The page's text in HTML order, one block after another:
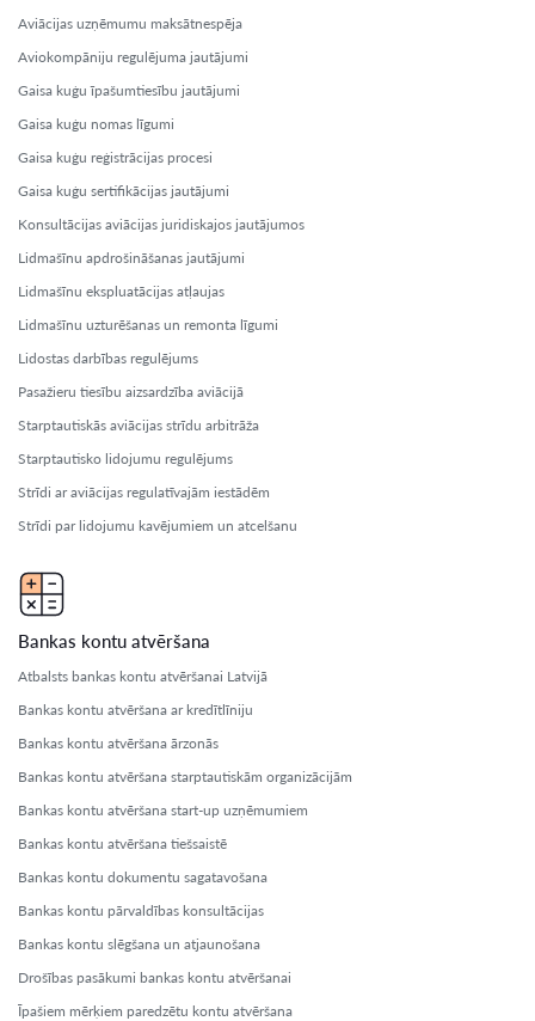
Aviācijas uzņēmumu maksātnespēja
Aviokompāniju regulējuma jautājumi
Gaisa kuģu īpašumtiesību jautājumi
Gaisa kuģu nomas līgumi
Gaisa kuģu reģistrācijas procesi
Gaisa kuģu sertifikācijas jautājumi
Konsultācijas aviācijas juridiskajos jautājumos
Lidmašīnu apdrošināšanas jautājumi
Lidmašīnu ekspluatācijas atļaujas
Lidmašīnu uzturēšanas un remonta līgumi
Lidostas darbības regulējums
Pasažieru tiesību aizsardzība aviācijā
Starptautiskās aviācijas strīdu arbitrāža
Starptautisko lidojumu regulējums
Strīdi ar aviācijas regulatīvajām iestādēm
Strīdi par lidojumu kavējumiem un atcelšanu
Bankas kontu atvēršana
Atbalsts bankas kontu atvēršanai Latvijā
Bankas kontu atvēršana ar kredītlīniju
Bankas kontu atvēršana ārzonās
Bankas kontu atvēršana starptautiskām organizācijām
Bankas kontu atvēršana start-up uzņēmumiem
Bankas kontu atvēršana tiešsaistē
Bankas kontu dokumentu sagatavošana
Bankas kontu pārvaldības konsultācijas
Bankas kontu slēgšana un atjaunošana
Drošības pasākumi bankas kontu atvēršanai
Īpašiem mērķiem paredzētu kontu atvēršana